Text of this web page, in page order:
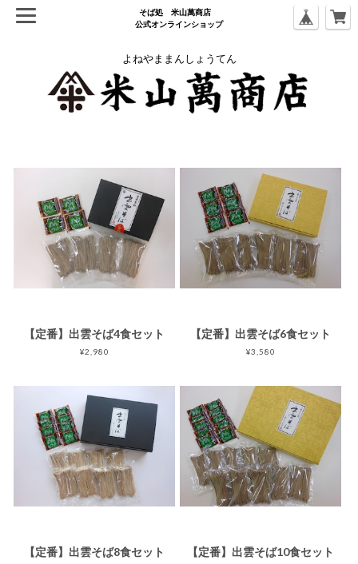
そば処 ⽶⼭萬商店
公式オンラインショップ
よねやままんしょうてん
【定番】出雲そば4食セット
¥2,980
【定番】出雲そば6食セット
¥3,580
【定番】出雲そば8食セット 【定番】出雲そば10食セット